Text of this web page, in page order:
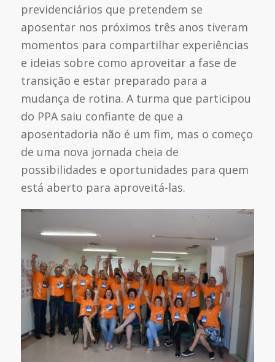
previdenciários que pretendem se
aposentar nos próximos três anos tiveram
momentos para compartilhar experiências
e ideias sobre como aproveitar a fase de
transição e estar preparado para a
mudança de rotina. A turma que participou
do PPA saiu confiante de que a
aposentadoria não é um fim, mas o começo
de uma nova jornada cheia de
possibilidades e oportunidades para quem
está aberto para aproveitá-las.